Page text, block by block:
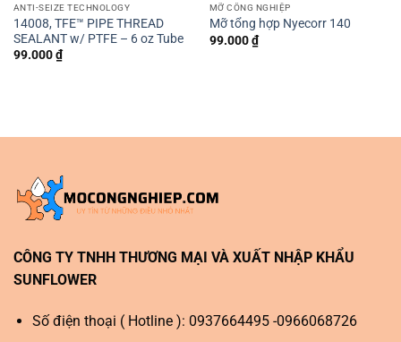
ANTI-SEIZE TECHNOLOGY
14008, TFE™ PIPE THREAD
SEALANT w/ PTFE – 6 oz Tube
99.000₫
MỠ CÔNG NGHIỆP
Mỡ tổng hợp Nyecorr 140
99.000₫
CÔNG TY TNHH THƯƠNG MẠI VÀ XUẤT NHẬP KHẨU
SUNFLOWER
Số điện thoại ( Hotline ): 0937664495 -0966068726